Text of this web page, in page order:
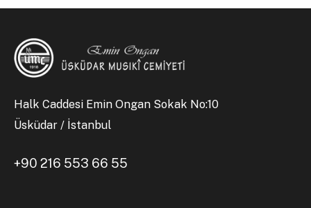
Halk Caddesi Emin Ongan Sokak No:10
Üsküdar / İstanbul
+90 216 553 66 55